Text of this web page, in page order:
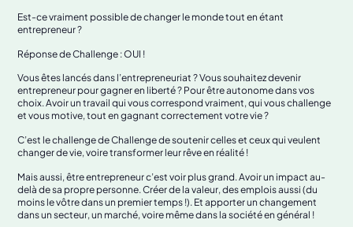
Est-ce vraiment possible de changer le monde tout en étant
entrepreneur ?
Réponse de Challenge : OUI !
Vous êtes lancés dans l’entrepreneuriat ? Vous souhaitez devenir
entrepreneur pour gagner en liberté ? Pour être autonome dans vos
choix. Avoir un travail qui vous correspond vraiment, qui vous challenge
et vous motive, tout en gagnant correctement votre vie ?
C’est le challenge de Challenge de soutenir celles et ceux qui veulent
changer de vie, voire transformer leur rêve en réalité !
Mais aussi, être entrepreneur c’est voir plus grand. Avoir un impact au-
delà de sa propre personne. Créer de la valeur, des emplois aussi (du
moins le vôtre dans un premier temps !). Et apporter un changement
dans un secteur, un marché, voire même dans la société en général !